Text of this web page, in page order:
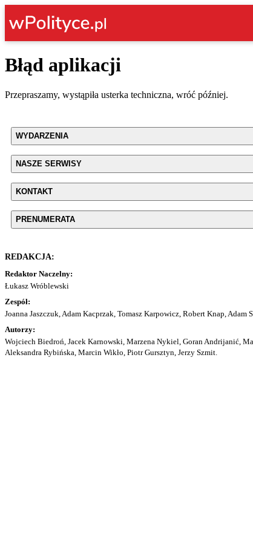
Błąd aplikacji
Przepraszamy, wystąpiła usterka techniczna, wróć później.
WYDARZENIA
NASZE SERWISY
KONTAKT
PRENUMERATA
REDAKCJA:
Redaktor Naczelny:
Łukasz Wróblewski
Zespół:
Joanna Jaszczuk, Adam Kacprzak, Tomasz Karpowicz, Robert Knap,
Autorzy:
Wojciech Biedroń, Jacek Karnowski, Marzena Nykiel, Goran Andrijanić,
Aleksandra Rybińska, Marcin Wikło, Piotr Gursztyn, Jerzy Szmit.